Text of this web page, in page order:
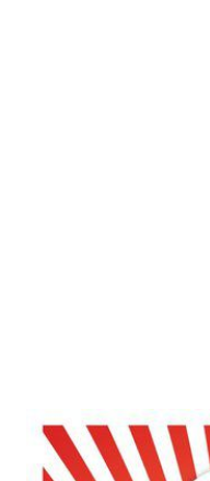
Die